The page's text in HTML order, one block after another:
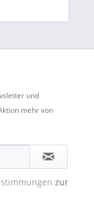
und
mehr von
zur